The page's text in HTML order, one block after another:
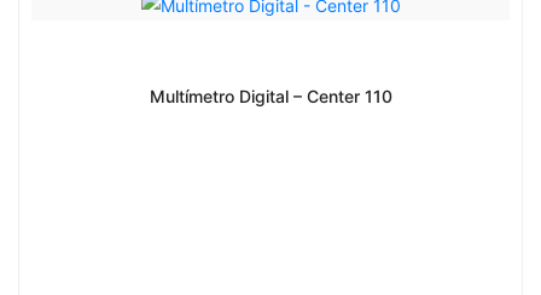
Multímetro Digital – Center 110